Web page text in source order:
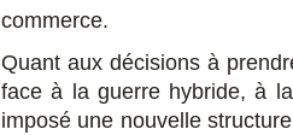
commerce.
Quant aux décisions à
face à la guerre hybride, à
imposé une nouvelle